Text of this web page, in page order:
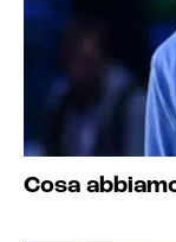
Cosa